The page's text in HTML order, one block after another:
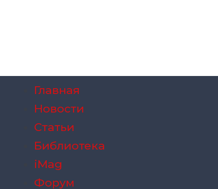
Главная
Новости
Статьи
Библиотека
iMag
Форум